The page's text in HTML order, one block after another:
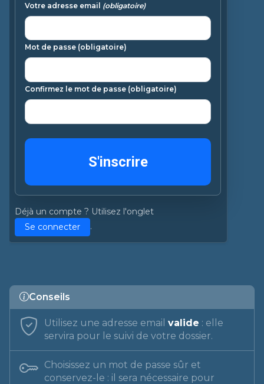
Votre adresse email (obligatoire)
Mot de passe (obligatoire)
Confirmez le mot de passe (obligatoire)
Déjà un compte ? Utilisez l'onglet
Se connecter
.
Conseils
Utilisez une adresse email valide : elle
servira pour le suivi de votre dossier.
Choisissez un mot de passe sûr et
conservez-le : il sera nécessaire pour